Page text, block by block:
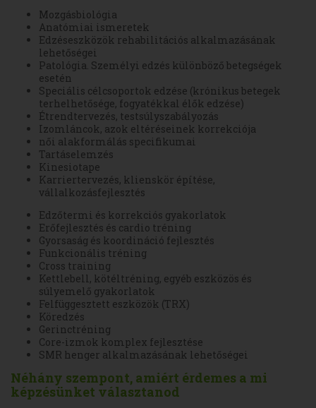
Mozgásbiológia
Anatómiai ismeretek
Edzéseszközök rehabilitációs alkalmazásának
lehetőségei
Patológia. Személyi edzés különböző betegségek
esetén
Speciális célcsoportok edzése (krónikus betegek
terhelhetősége, fogyatékkal élők edzése)
Étrendtervezés, testsúlyszabályozás
Izomláncok, azok eltéréseinek korrekciója
női alakformálás specifikumai
Tartáselemzés
Kinesiotape
Karriertervezés, klienskör építése,
vállalkozásfejlesztés
Edzőtermi és korrekciós gyakorlatok
Erőfejlesztés és cardio tréning
Gyorsaság és koordináció fejlesztés
Funkcionális tréning
Cross training
Kettlebell, kötéltréning, egyéb eszközös és
súlyemelő gyakorlatok
Felfüggesztett eszközök (TRX)
Köredzés
Gerinctréning
Core-izmok komplex fejlesztése
SMR henger alkalmazásának lehetőségei
Néhány szempont, amiért érdemes a mi
képzésünket választanod